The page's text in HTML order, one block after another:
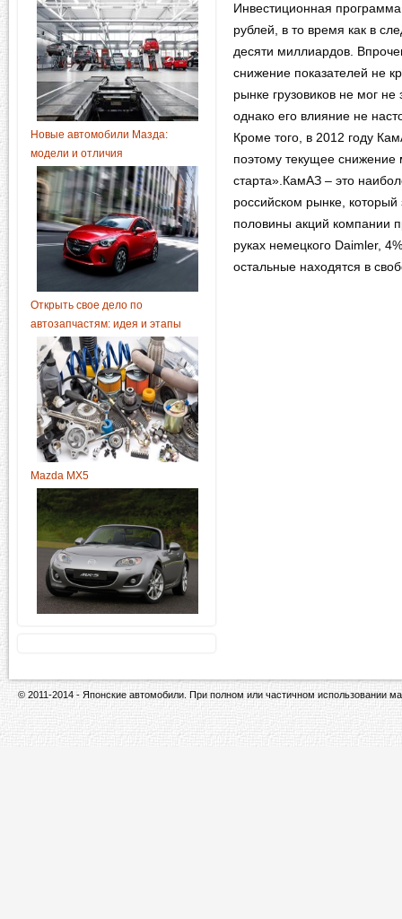
Новые автомобили Мазда:
модели и отличия
Открыть свое дело по
автозапчастям: идея и этапы
Mazda MX5
Инвестиционная
рублей, в то время как в
десяти миллиардов.
снижение показателей не
рынке грузовиков не мог
однако его влияние не
Кроме того, в 2012 году
поэтому текущее снижение
старта».КамАЗ – это
российском рынке,
половины акций компании
руках немецкого Daimler,
остальные находятся в
© 2011-2014 - Японские автомобили. При полном или частичном использовании